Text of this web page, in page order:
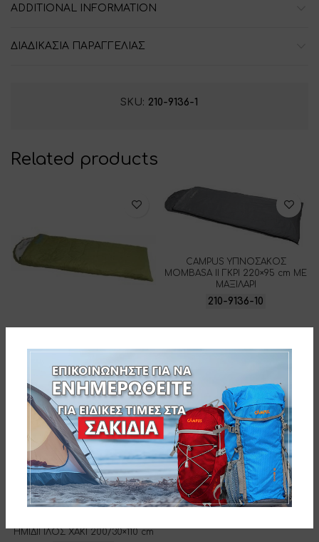
ADDITIONAL INFORMATION
ΔΙΑΔΙΚΑΣΙΑ ΠΑΡΑΓΓΕΛΙΑΣ
SKU: 210-9136-1
Related products
MOMBASA II ΧΑΚΙ 220×95 cm ΜΕ
ΜΑΞΙΛΑΡΙ
210-9136-12
CAMPUS ΥΠΝΟΣΑΚΟΣ
MOMBASA II ΓΚΡΙ 220×95 cm ΜΕ
ΜΑΞΙΛΑΡΙ
210-9136-10
ΗΜΙΔΙΠΛΟΣ ΧΑΚΙ 200/30×110 cm